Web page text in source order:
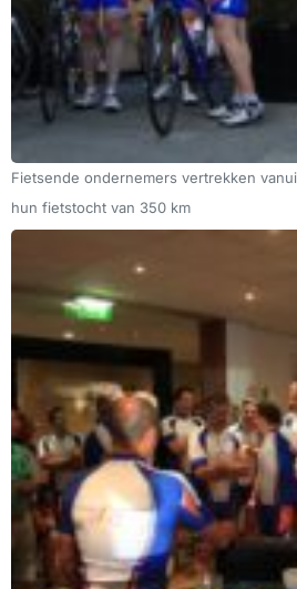
Fietsende ondernemers vertrekken
hun fietstocht van 350 km